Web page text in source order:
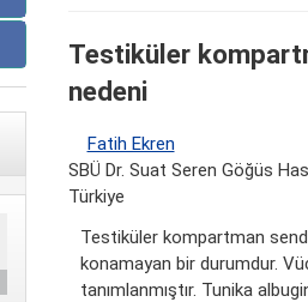
Testiküler
nedeni
Fatih Ekren
SBÜ Dr. Suat Seren Göğüs
Türkiye
Testiküler kompartman
konamayan bir durumdur.
tanımlanmıştır. Tunika